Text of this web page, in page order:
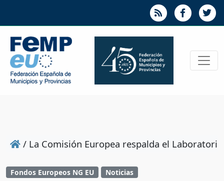
/ La Comisión Europea respalda el
Fondos Europeos NG EU Noticias